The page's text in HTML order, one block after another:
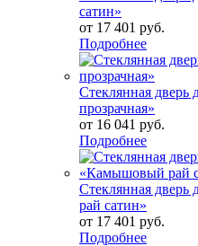
сатин»
от 17 401 руб.
Подробнее
Стеклянная
прозрачная»
от 16 041 руб.
Подробнее
Стеклянная
рай сатин»
от 17 401 руб.
Подробнее